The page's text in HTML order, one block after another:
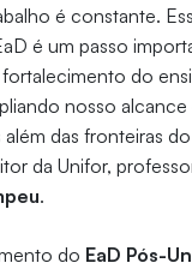
é constante.
é um passo
do
nosso
das fronteiras do
da Unifor,
.
do EaD Pós-